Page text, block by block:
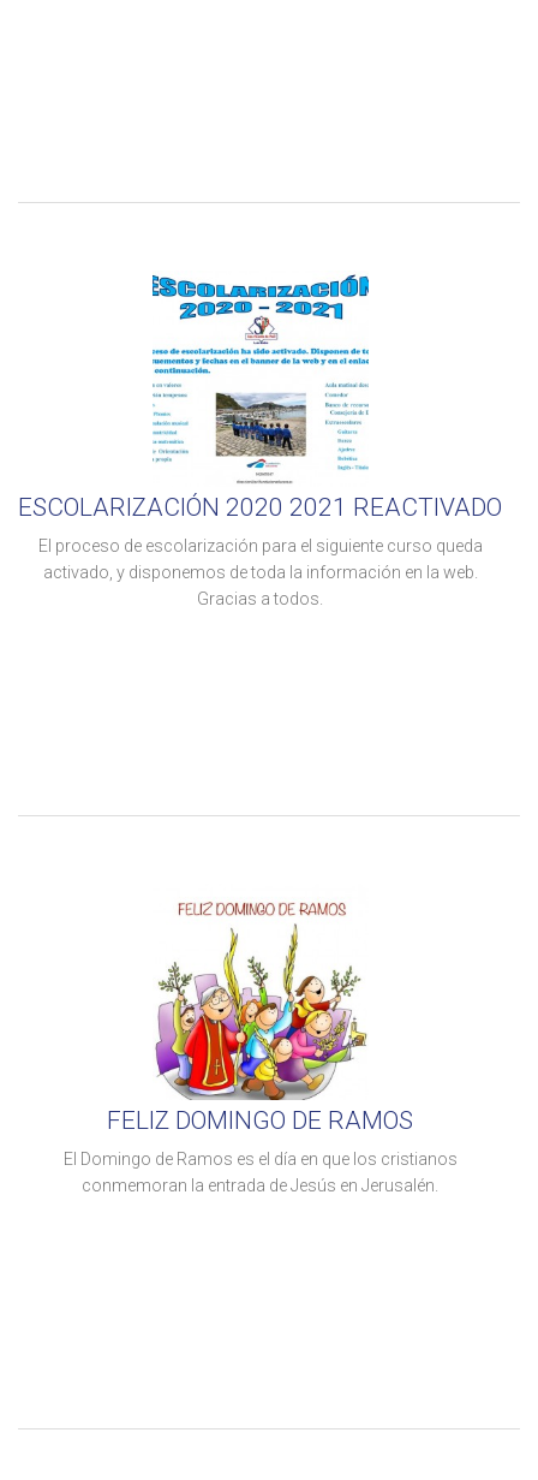
ESCOLARIZACIÓN 2020 2021 REACTIVADO
El proceso de escolarización para el siguiente curso queda
activado, y disponemos de toda la información en la web.
Gracias a todos.
FELIZ DOMINGO DE RAMOS
El Domingo de Ramos es el día en que los cristianos
conmemoran la entrada de Jesús en Jerusalén.